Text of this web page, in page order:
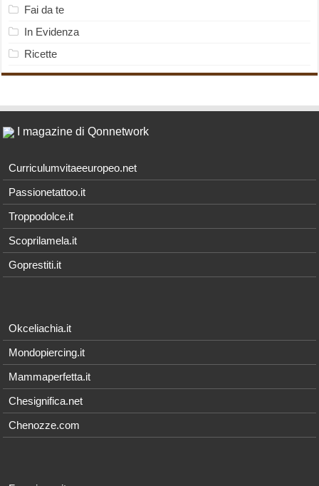
Fai da te
In Evidenza
Ricette
I magazine di Qonnetwork
Curriculumvitaeeuropeo.net
Passionetattoo.it
Troppodolce.it
Scoprilamela.it
Goprestiti.it
Okceliachia.it
Mondopiercing.it
Mammaperfetta.it
Chesignifica.net
Chenozze.com